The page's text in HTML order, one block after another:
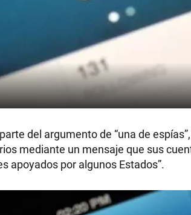
del argumento de “una de
mediante un mensaje que sus
apoyados por algunos Estados”.